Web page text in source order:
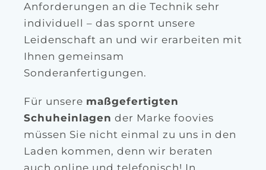
Anforderungen an die Technik sehr
individuell – das spornt unsere
Leidenschaft an und wir erarbeiten mit
Ihnen gemeinsam
Sonderanfertigungen.
Für unsere maßgefertigten
Schuheinlagen der Marke foovies
müssen Sie nicht einmal zu uns in den
Laden kommen, denn wir beraten